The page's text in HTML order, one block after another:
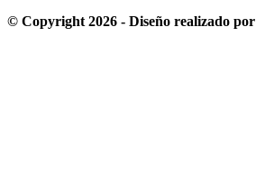
© Copyright 2026 - Diseño realizado por